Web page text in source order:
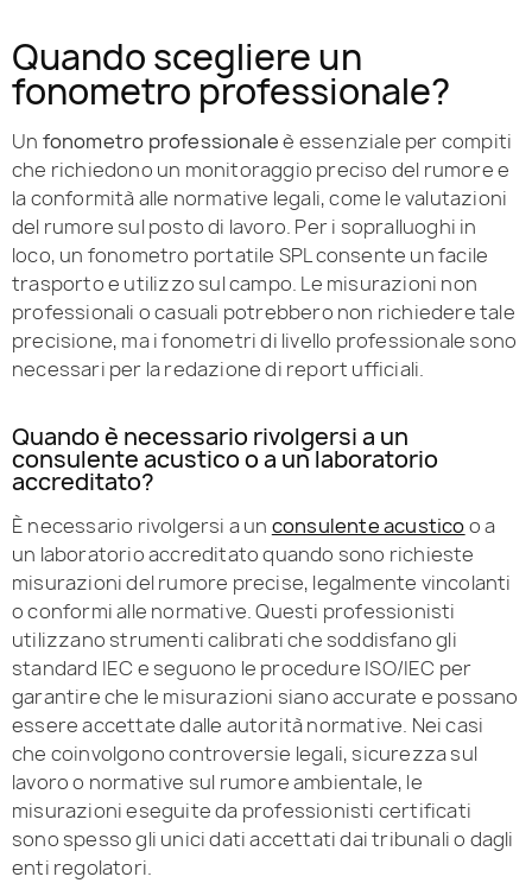
Quando scegliere un
fonometro professionale?
Un fonometro professionaleè essenziale per compiti
che richiedono un monitoraggio preciso del rumore e
la conformità alle normative legali, come le valutazioni
del rumore sul posto di lavoro. Per i sopralluoghi in
loco, un fonometro portatile SPL consente un facile
trasporto e utilizzo sul campo. Le misurazioni non
professionali o casuali potrebbero non richiedere tale
precisione, ma i fonometri di livello professionale sono
necessari per la redazione di report ufficiali.
Quando è necessario rivolgersi a un
consulente acustico o a un laboratorio
accreditato?
È necessario rivolgersi a un consulente acusticoo a
un laboratorio accreditato quando sono richieste
misurazioni del rumore precise, legalmente vincolanti
o conformi alle normative. Questi professionisti
utilizzano strumenti calibrati che soddisfano gli
standard IEC e seguono le procedure ISO/IEC per
garantire che le misurazioni siano accurate e possano
essere accettate dalle autorità normative. Nei casi
che coinvolgono controversie legali, sicurezza sul
lavoro o normative sul rumore ambientale, le
misurazioni eseguite da professionisti certificati
sono spesso gli unici dati accettati dai tribunali o dagli
enti regolatori.